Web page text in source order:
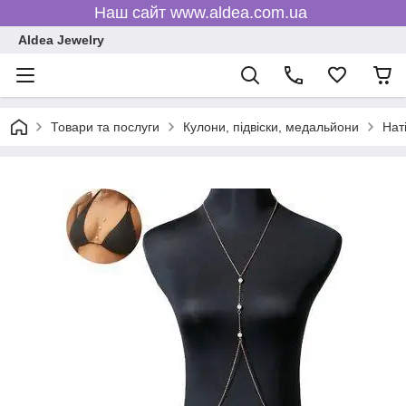
Наш сайт www.aldea.com.ua
Aldea Jewelry
Товари та послуги Кулони, підвіски, медальйони